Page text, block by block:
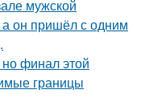
мужской
он пришёл с одним
но финал этой
границы